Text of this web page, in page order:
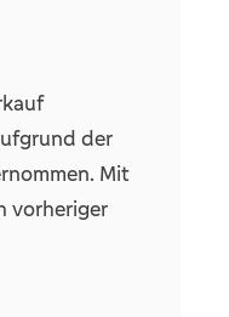
der
Mit
vorheriger